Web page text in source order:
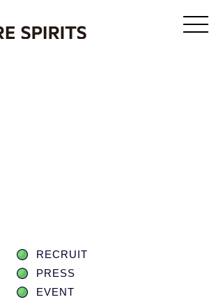
RECRUIT
PRESS
EVENT